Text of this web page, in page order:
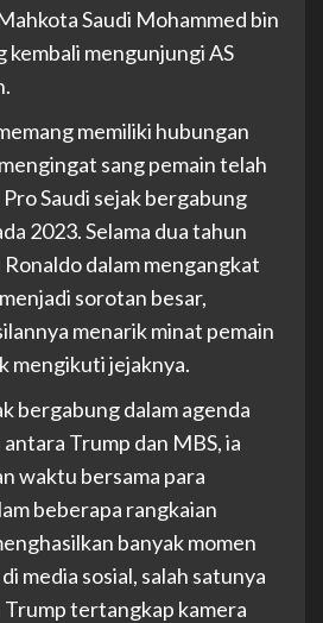
Saudi Mohammed bin
kembali mengunjungi AS
memiliki hubungan
sang pemain telah
Saudi sejak bergabung
2023. Selama dua tahun
dalam mengangkat
sorotan besar,
menarik minat pemain
mengikuti jejaknya.
bergabung dalam agenda
Trump dan MBS, ia
waktu bersama para
beberapa rangkaian
banyak momen
media sosial, salah satunya
Trump tertangkap kamera